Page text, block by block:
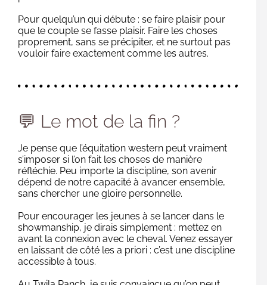
Pour quelqu’un qui débute : se faire plaisir pour
que le couple se fasse plaisir. Faire les choses
proprement, sans se précipiter, et ne surtout pas
vouloir faire exactement comme les autres.
💬 Le mot de la fin ?
Je pense que l’équitation western peut vraiment
s’imposer si l’on fait les choses de manière
réfléchie. Peu importe la discipline, son avenir
dépend de notre capacité à avancer ensemble,
sans chercher une gloire personnelle.
Pour encourager les jeunes à se lancer dans le
showmanship, je dirais simplement : mettez en
avant la connexion avec le cheval. Venez essayer
en laissant de côté les a priori : c’est une discipline
accessible à tous.